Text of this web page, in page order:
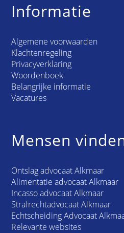
Informatie
Algemene voorwaarden
Klachtenregeling
Privacyverklaring
Woordenboek
Belangrijke informatie
Vacatures
Mensen
Ontslag advocaat Alkmaar
Alimentatie advocaat Alkmaar
Incasso advocaat Alkmaar
Strafrechtadvocaat Alkmaar
Echtscheiding Advocaat
Relevante websites